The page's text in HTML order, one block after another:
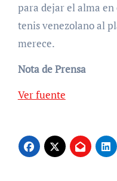
para dejar el alma
tenis venezolano al
merece.
Nota de Prensa
Ver fuente